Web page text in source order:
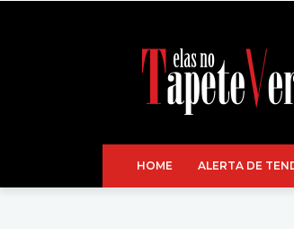
HOME ALERTA DE